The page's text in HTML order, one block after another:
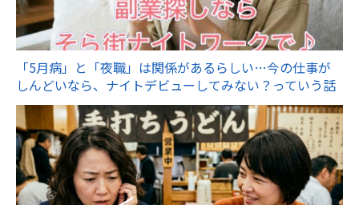
「5月病」と「夜職」は関係があるらしい…今の仕事が
しんどいなら、ナイトデビューしてみない？っていう話